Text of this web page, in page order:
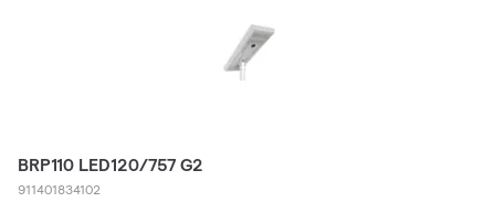
BRP110 LED120/757 G2
911401834102